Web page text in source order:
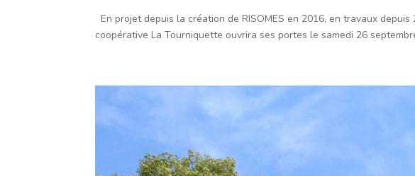
En projet depuis la création de RISOMES en 2016, en travaux depuis
coopérative La Tourniquette ouvrira ses portes le samedi 26